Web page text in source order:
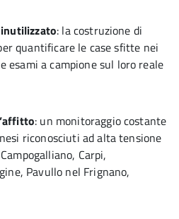
: la costruzione di
quantificare le case sfitte nei
esami a campione sul loro reale
: un monitoraggio costante
riconosciuti ad alta tensione
Carpi,
Pavullo nel Frignano,